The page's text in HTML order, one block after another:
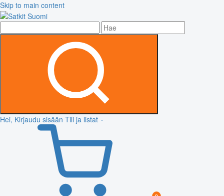
Skip to main content
Hei, Kirjaudu sisään Tili ja listat